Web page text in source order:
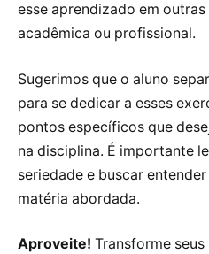
esse aprendizado em
acadêmica ou profissional.
Sugerimos que o aluno
para se dedicar a esses
pontos específicos que
na disciplina. É importante
seriedade e buscar
matéria abordada.
Aproveite! Transforme